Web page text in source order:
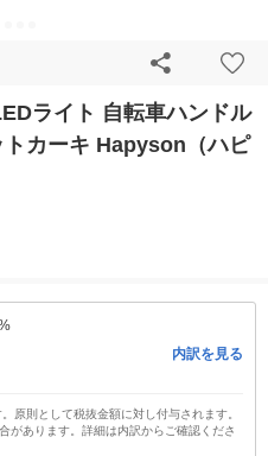
ライト 自転車ハンドル
カーキ Hapyson（ハピ
内訳を見る
原則として税抜金額に対し付与されます。
があります。詳細は内訳からご確認くださ